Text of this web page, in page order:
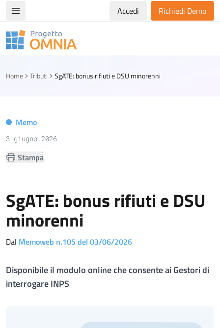
Apri/chiudi menù di navigazioneAccedi Richiedi Demo
Progetto Omnia
Home Tributi SgATE: bonus rifiuti e DSU minorenni
Memo
3 giugno 2026
Stampa
SgATE: bonus rifiuti e DSU
minorenni
Dal Memoweb n.105 del 03/06/2026
Disponibile il modulo online che consente ai Gestori di
interrogare INPS